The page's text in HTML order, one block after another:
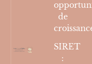
de
SIRET
: